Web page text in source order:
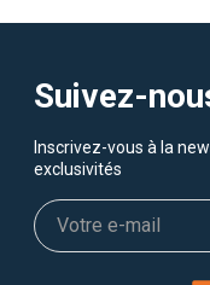
Suivez-
Inscrivez-vous à la
exclusivités